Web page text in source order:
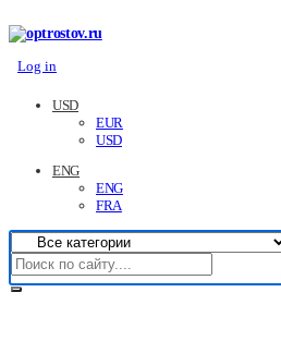
Log in
USD
EUR
USD
ENG
ENG
FRA